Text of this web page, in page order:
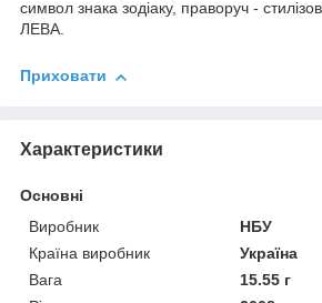
символ знака зодіаку, праворуч -
ЛЕВА.
Приховати
Характеристики
Основні
Виробник
НБУ
Країна виробник
Україна
Вага
15.55 г